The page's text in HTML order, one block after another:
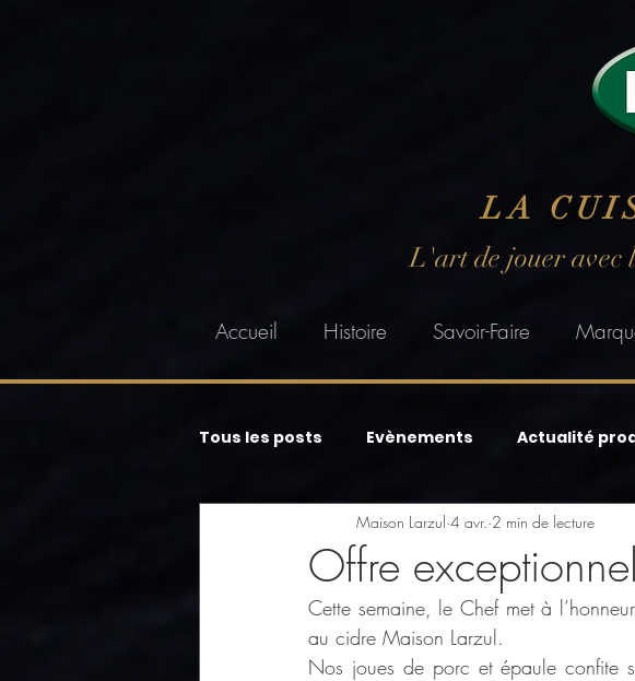
LA
L'art de jouer avec
Accueil Histoire Savoir-Faire
Tous les posts Evènements Actualité
Offre
Maison Larzul 4 avr. 2 min de lecture
Cette semaine, le Chef met à
au cidre Maison Larzul.
Nos joues de porc et épaule confite